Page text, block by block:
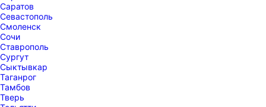
Саратов
Севастополь
Смоленск
Сочи
Ставрополь
Сургут
Сыктывкар
Таганрог
Тамбов
Тверь